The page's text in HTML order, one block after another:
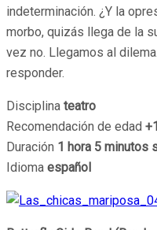
indeterminación. ¿Y la
morbo, quizás llega de la
vez no. Llegamos al
responder.
Disciplina teatro
Recomendación de edad
Duración 1 hora 5 minutos
Idioma español